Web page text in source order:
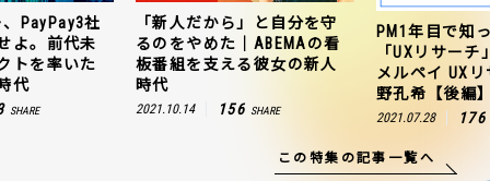
と自分を守
ABEMAの看
彼女の新人
SHARE
PM1年目で知っておきたい
「UXリサーチ」の始め方｜
メルペイ UXリサーチャー 草
野孔希【後編】
2021.07.28 176
ZOZO、ヤフ
連携を成功さ
聞のプロジェ
田村有の新人
2021.10.25 163
この特集の記事一覧へ